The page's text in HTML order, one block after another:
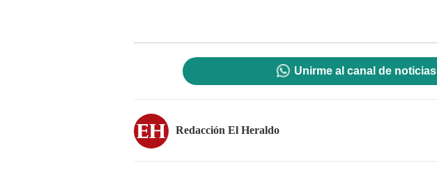
Unirme al canal de noticias
Redacción El Heraldo